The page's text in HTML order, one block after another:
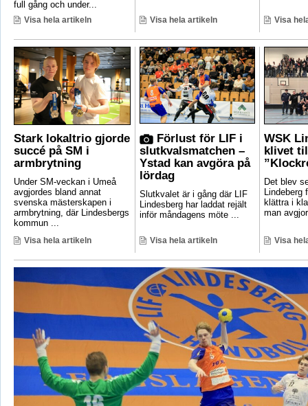
full gång och under...
Visa hela artikeln Visa hela artikeln Visa
Stark lokaltrio gjorde
succé på SM i
armbrytning
Under SM-veckan i Umeå
avgjordes bland annat
svenska mästerskapen i
armbrytning, där Lindesbergs
kommun ...
Visa hela artikeln
Förlust för LIF i
slutkvalsmatchen –
Ystad kan avgöra på
lördag
Slutkvalet är i gång där LIF
Lindesberg har laddat rejält
inför måndagens möte ...
Visa hela artikeln
WSK
klivet
Det blev
Lindeberg
klättra i
man
Visa